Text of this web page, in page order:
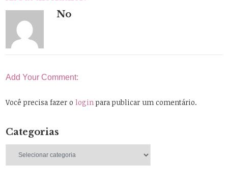
No
Add Your Comment:
Você precisa fazer ologin para publicar um comentário.
Categorias